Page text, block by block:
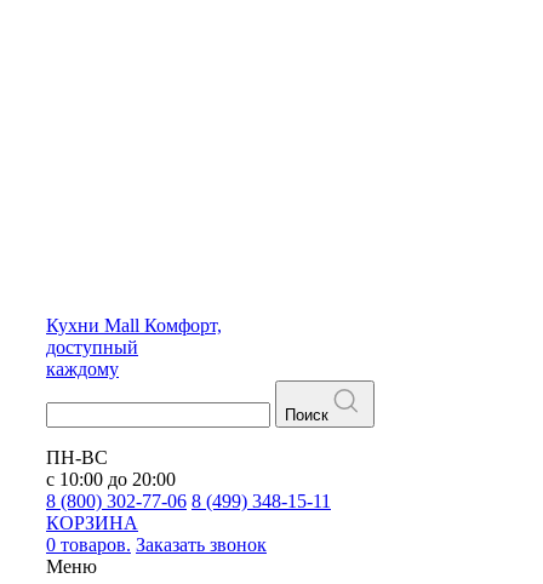
Кухни Mall Комфорт,
доступный
каждому
Поиск
ПН-ВС
с 10:00 до 20:00
8 (800) 302-77-06 8 (499) 348-15-11
КОРЗИНА
0 товаров. Заказать звонок
Меню